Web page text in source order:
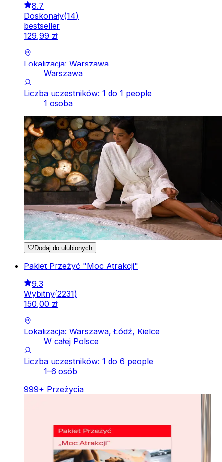
8.7
Doskonały(14)
bestseller
129,99 zł
Lokalizacja: Warszawa
Warszawa
Liczba uczestników: 1 do 1 people
1 osoba
Dodaj do ulubionych
Pakiet Przeżyć "Moc Atrakcji"
9.3
Wybitny(2231)
150,00 zł
Lokalizacja: Warszawa, Łódź, Kielce
W całej Polsce
Liczba uczestników: 1 do 6 people
1–6 osób
999+ Przeżycia